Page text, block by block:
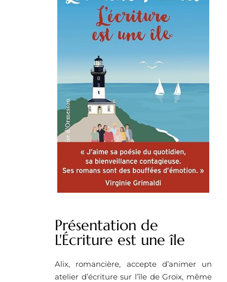
Présentation de
L'Écriture est une île
Alix, romancière, accepte d’animer un
atelier d’écriture sur l’île de Groix, même